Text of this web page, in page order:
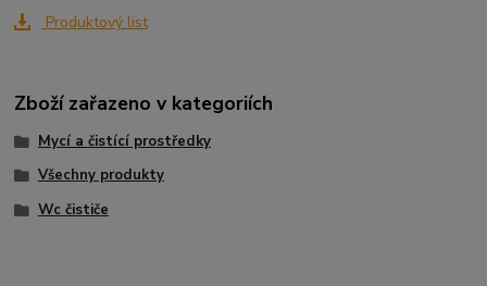
Produktový list
Zboží zařazeno v kategoriích
Mycí a čistící prostředky
Všechny produkty
Wc čističe